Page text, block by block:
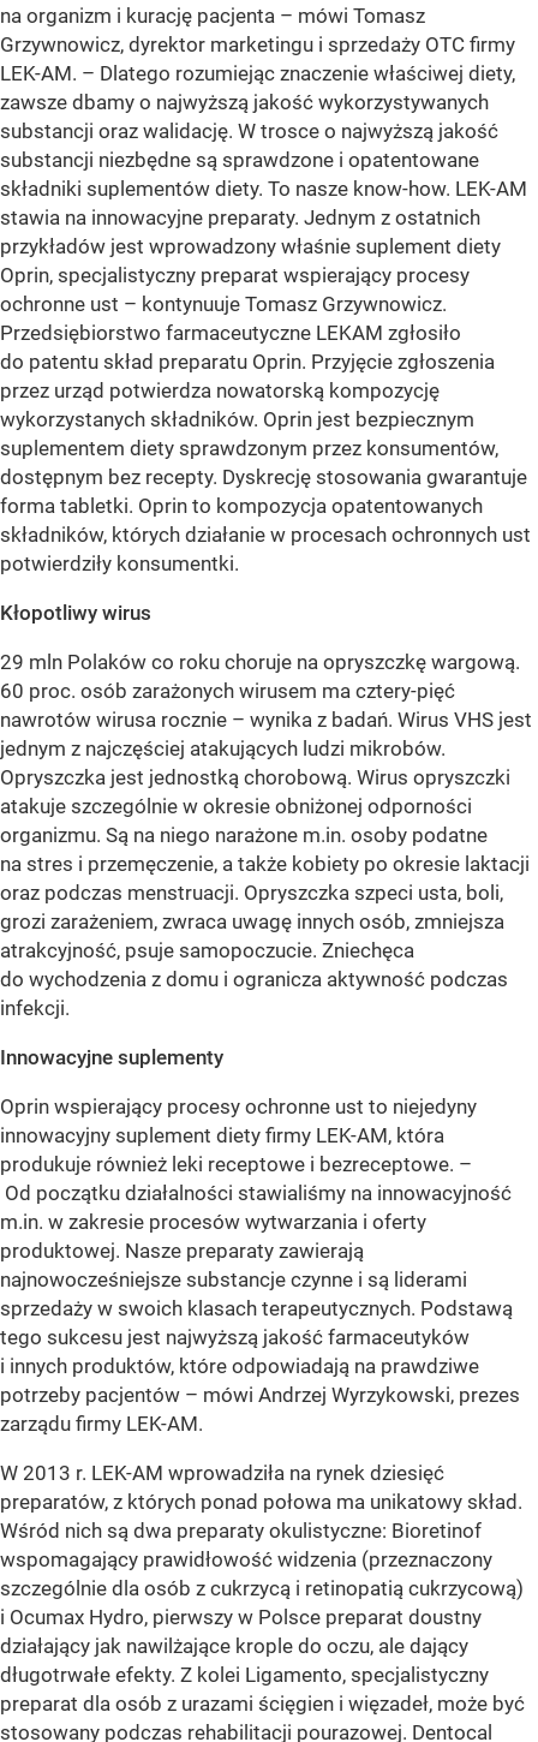
na organizm i kurację pacjenta – mówi Tomasz
Grzywnowicz, dyrektor marketingu i sprzedaży OTC firmy
LEK-AM. – Dlatego rozumiejąc znaczenie właściwej diety,
zawsze dbamy o najwyższą jakość wykorzystywanych
substancji oraz walidację. W trosce o najwyższą jakość
substancji niezbędne są sprawdzone i opatentowane
składniki suplementów diety. To nasze know-how. LEK-AM
stawia na innowacyjne preparaty. Jednym z ostatnich
przykładów jest wprowadzony właśnie suplement diety
Oprin, specjalistyczny preparat wspierający procesy
ochronne ust – kontynuuje Tomasz Grzywnowicz.
Przedsiębiorstwo farmaceutyczne LEKAM zgłosiło
do patentu skład preparatu Oprin. Przyjęcie zgłoszenia
przez urząd potwierdza nowatorską kompozycję
wykorzystanych składników. Oprin jest bezpiecznym
suplementem diety sprawdzonym przez konsumentów,
dostępnym bez recepty. Dyskrecję stosowania gwarantuje
forma tabletki. Oprin to kompozycja opatentowanych
składników, których działanie w procesach ochronnych ust
potwierdziły konsumentki.
Kłopotliwy wirus
29 mln Polaków co roku choruje na opryszczkę wargową.
60 proc. osób zarażonych wirusem ma cztery-pięć
nawrotów wirusa rocznie – wynika z badań. Wirus VHS jest
jednym z najczęściej atakujących ludzi mikrobów.
Opryszczka jest jednostką chorobową. Wirus opryszczki
atakuje szczególnie w okresie obniżonej odporności
organizmu. Są na niego narażone m.in. osoby podatne
na stres i przemęczenie, a także kobiety po okresie laktacji
oraz podczas menstruacji. Opryszczka szpeci usta, boli,
grozi zarażeniem, zwraca uwagę innych osób, zmniejsza
atrakcyjność, psuje samopoczucie. Zniechęca
do wychodzenia z domu i ogranicza aktywność podczas
infekcji.
Innowacyjne suplementy
Oprin wspierający procesy ochronne ust to niejedyny
innowacyjny suplement diety firmy LEK-AM, która
produkuje również leki receptowe i bezreceptowe. –
Od początku działalności stawialiśmy na innowacyjność
m.in. w zakresie procesów wytwarzania i oferty
produktowej. Nasze preparaty zawierają
najnowocześniejsze substancje czynne i są liderami
sprzedaży w swoich klasach terapeutycznych. Podstawą
tego sukcesu jest najwyższą jakość farmaceutyków
i innych produktów, które odpowiadają na prawdziwe
potrzeby pacjentów – mówi Andrzej Wyrzykowski, prezes
zarządu firmy LEK-AM.
W 2013 r. LEK-AM wprowadziła na rynek dziesięć
preparatów, z których ponad połowa ma unikatowy skład.
Wśród nich są dwa preparaty okulistyczne: Bioretinof
wspomagający prawidłowość widzenia (przeznaczony
szczególnie dla osób z cukrzycą i retinopatią cukrzycową)
i Ocumax Hydro, pierwszy w Polsce preparat doustny
działający jak nawilżające krople do oczu, ale dający
długotrwałe efekty. Z kolei Ligamento, specjalistyczny
preparat dla osób z urazami ścięgien i więzadeł, może być
stosowany podczas rehabilitacji pourazowej. Dentocal